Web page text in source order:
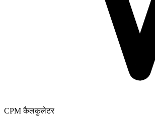
CPM कैलकुलेटर